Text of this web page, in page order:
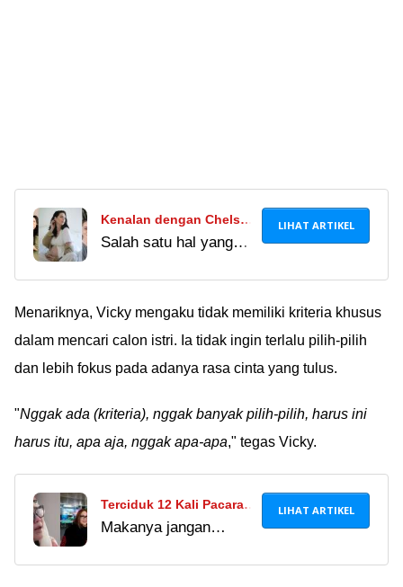
Kenalan dengan Chelsey
Frank, Istri Bule Randy
Banget
Salah satu hal yang
Pangalila adalah sosok
sang istri, Chelsey
Frank. Wajah cantik
membuatnya selalu
fans!
LIHAT ARTIKEL
Menariknya, Vicky mengaku tidak memiliki kriteria khusus
dalam mencari calon istri. Ia tidak ingin terlalu pilih-pilih
dan lebih fokus pada adanya rasa cinta yang tulus.
"Nggak ada (kriteria), nggak banyak pilih-pilih, harus ini
harus itu, apa aja, nggak apa-apa," tegas Vicky.
Terciduk 12 Kali Pacaran
dengan Suami Orang,
Makanya jangan
LIHAT ARTIKEL